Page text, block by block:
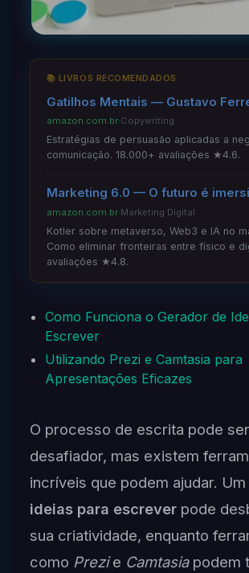
📚 LIVROS RECOMENDADOS
Gatilhos Mentais — Gustavo
amazon.com.br·Copywriting
Estratégias de persuasão aplicadas a
comunicação. 18.000+ avaliações ★4.6.
Marketing 6.0 — O futuro é
amazon.com.br·Marketing Digital
Kotler sobre metaverso, Web3 e IA no
Como eliminar fronteiras entre físico e
avaliações ★4.8.
Como Funciona o Gerador de
Escrever
Utilizando Prezi e Camtasia para
Apresentações Eficazes
O processo de escrita pode ser
desafiador, mas existem
incríveis que podem ajudar. Um
ideias para escreverpode
sua criatividade, enquanto
como Prezie Camtasiapodem